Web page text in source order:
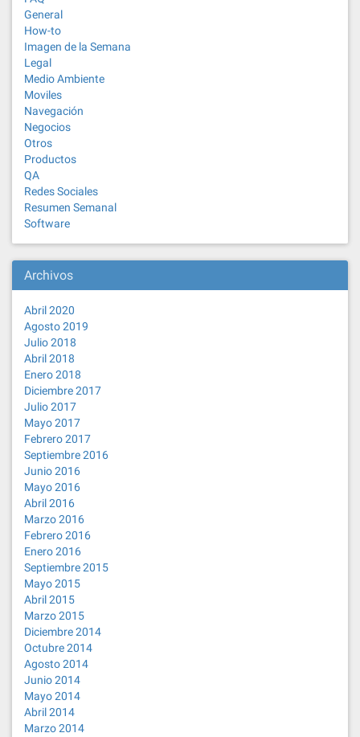
General
How-to
Imagen de la Semana
Legal
Medio Ambiente
Moviles
Navegación
Negocios
Otros
Productos
QA
Redes Sociales
Resumen Semanal
Software
Archivos
Abril 2020
Agosto 2019
Julio 2018
Abril 2018
Enero 2018
Diciembre 2017
Julio 2017
Mayo 2017
Febrero 2017
Septiembre 2016
Junio 2016
Mayo 2016
Abril 2016
Marzo 2016
Febrero 2016
Enero 2016
Septiembre 2015
Mayo 2015
Abril 2015
Marzo 2015
Diciembre 2014
Octubre 2014
Agosto 2014
Junio 2014
Mayo 2014
Abril 2014
Marzo 2014